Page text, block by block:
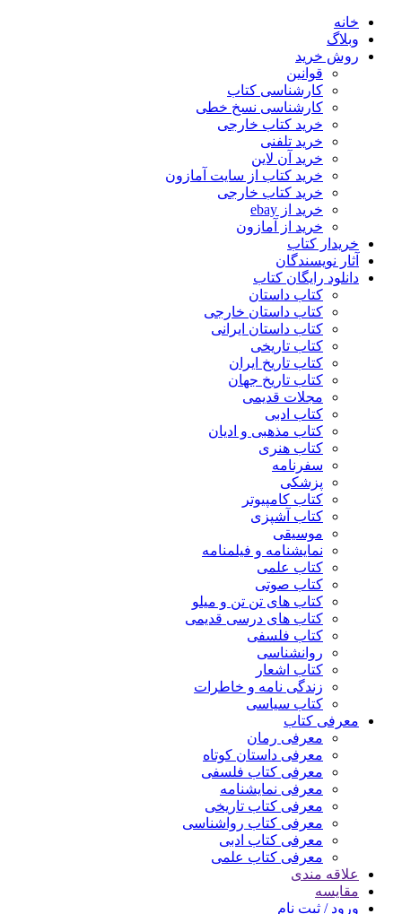
خانه
وبلاگ
روش خرید
قوانین
کارشناسی کتاب
کارشناسی نسخ خطی
خرید کتاب خارجی
خرید تلفنی
خرید آن لاین
خرید کتاب از سایت آمازون
خرید کتاب خارجی
خرید از ebay
خرید از آمازون
خریدار کتاب
آثار نویسندگان
دانلود رایگان کتاب
کتاب داستان
کتاب داستان خارجی
کتاب داستان ایرانی
کتاب تاریخی
کتاب تاریخ ایران
کتاب تاریخ جهان
مجلات قدیمی
کتاب ادبی
کتاب مذهبی و ادیان
کتاب هنری
سفرنامه
پزشکی
کتاب کامپیوتر
کتاب آشپزی
موسیقی
نمایشنامه و فیلمنامه
کتاب علمی
کتاب صوتی
کتاب های تن تن و میلو
کتاب های درسی قدیمی
کتاب فلسفی
روانشناسی
کتاب اشعار
زندگی نامه و خاطرات
کتاب سیاسی
معرفی کتاب
معرفی رمان
معرفی داستان کوتاه
معرفی کتاب فلسفی
معرفی نمایشنامه
معرفی کتاب تاریخی
معرفی کتاب رواشناسی
معرفی کتاب ادبی
معرفی کتاب علمی
علاقه مندی
مقایسه
ورود / ثبت نام